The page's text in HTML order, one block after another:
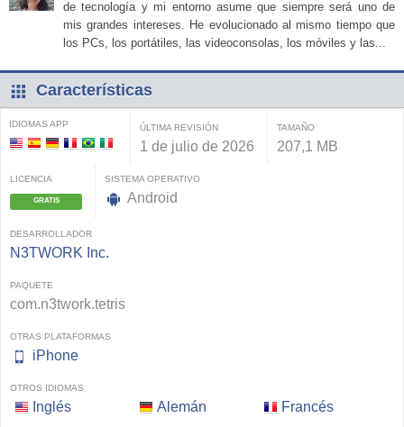
de tecnología y mi entorno asume que siempre será uno de
mis grandes intereses. He evolucionado al mismo tiempo que
los PCs, los portátiles, las videoconsolas, los móviles y las...
Características
IDIOMAS APP ÚLTIMA REVISIÓN
1 de julio de 2026
TAMAÑO
207,1 MB
LICENCIA
GRATIS
SISTEMA OPERATIVO
Android
DESARROLLADOR
N3TWORK Inc.
PAQUETE
com.n3twork.tetris
OTRAS PLATAFORMAS
iPhone
OTROS IDIOMAS
Inglés Alemán
Francés